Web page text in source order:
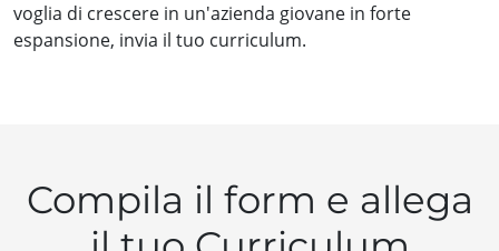
voglia di crescere in un'azienda giovane in forte
espansione, invia il tuo curriculum.
Compila il form e allega